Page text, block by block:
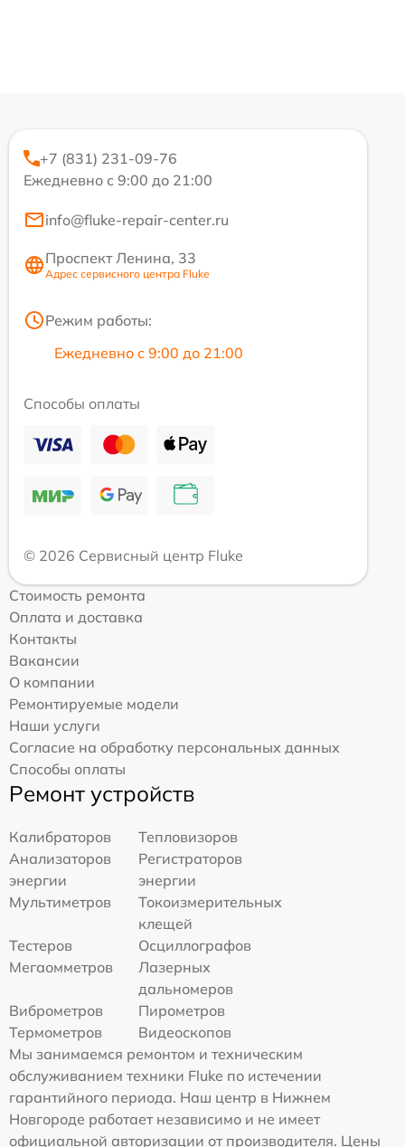
+7 (831) 231-09-76
Ежедневно с 9:00 до 21:00
info@fluke-repair-center.ru
Проспект Ленина, 33
Адрес сервисного центра Fluke
Режим работы:
Ежедневно с 9:00 до 21:00
Способы оплаты
© 2026 Сервисный центр Fluke
Стоимость ремонта
Оплата и доставка
Контакты
Вакансии
О компании
Ремонтируемые модели
Наши услуги
Согласие на обработку персональных данных
Способы оплаты
Ремонт устройств
Калибраторов
Тепловизоров
Анализаторов
энергии
Регистраторов
энергии
Мультиметров
Токоизмерительных
клещей
Тестеров
Осциллографов
Мегаомметров
Лазерных
дальномеров
Виброметров
Пирометров
Термометров
Видеоскопов
Мы занимаемся ремонтом и техническим
обслуживанием техники Fluke по истечении
гарантийного периода. Наш центр в Нижнем
Новгороде работает независимо и не имеет
официальной авторизации от производителя. Цены